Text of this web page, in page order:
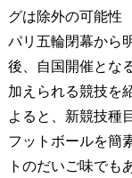
グは除外の可能性
パリ五輪閉幕から
後、自国開催とな
加えられる競技を
よると、新競技種
フットボールを簡
トのだいご味でも